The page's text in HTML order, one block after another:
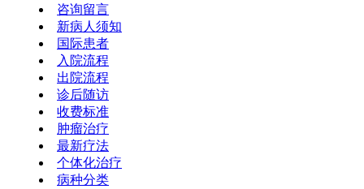
咨询留言
新病人须知
国际患者
入院流程
出院流程
诊后随访
收费标准
肿瘤治疗
最新疗法
个体化治疗
病种分类